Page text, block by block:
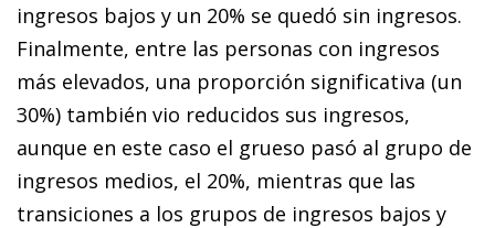
ingresos bajos y un 20% se quedó sin ingresos.
Finalmente, entre las personas con ingresos
más elevados, una proporción significativa (un
30%) también vio reducidos sus ingresos,
aunque en este caso el grueso pasó al grupo de
ingresos medios, el 20%, mientras que las
transiciones a los grupos de ingresos bajos y